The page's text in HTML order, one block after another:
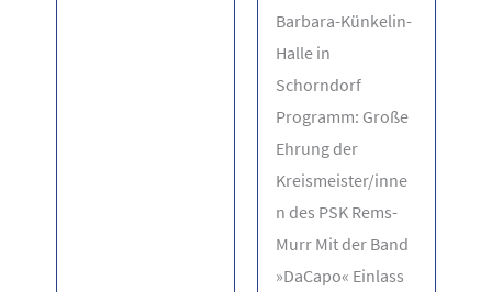
Barbara-Künkelin-
Halle in
Schorndorf
Programm: Große
Ehrung der
Kreismeister/inne
n des PSK Rems-
Murr Mit der Band
»DaCapo« Einlass